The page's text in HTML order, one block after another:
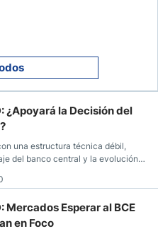
¿Apoyará la Decisión del
una estructura técnica débil,
del banco central y la evolución
Mercados Esperar al BCE
en Foco